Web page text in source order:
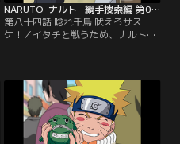
NARUTO-ナルト- 綱手捜索編 第084話
第八十四話 唸れ千鳥 吠えろサス
ケ！／イタチと戦うため、ナルトた
だったイタチ。しかしある夜、たっ
た一人で木ノ葉の名門と言われたう
ちは一族を滅ぼしてしまう。弟のサ
スケだけを残して…。【提供：バン
ダイチャンネル】